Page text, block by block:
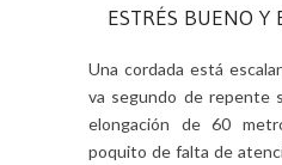
ESTRÉS BUENO Y
Una cordada está
va segundo de repente
elongación de 60
poquito de falta de